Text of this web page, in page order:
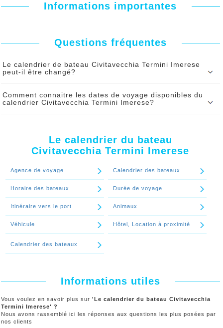
Informations importantes
Questions fréquentes
Le calendrier de bateau Civitavecchia Termini Imerese
peut-il être changé?
modifié par le ferry sous certaines contraintes. En cas de
changement vous serez serez informé par SMS et par mail de tout
Imerese peut-il être changé?'
Comment connaitre les dates de voyage disponibles du
calendrier Civitavecchia Termini Imerese?
Continuer le spécial 'Comment connaitre les dates de voyage
Le calendrier du bateau
Civitavecchia Termini Imerese
Agence de voyage Calendrier des bateaux
Horaire des bateaux Durée de voyage
Itinéraire vers le port Animaux
Véhicule Hôtel, Location à proximitè
Calendrier des bateaux
Informations utiles
Vous voulez en savoir plus sur 'Le calendrier du bateau Civitavecchia
Termini Imerese' ?
Nous avons rassemblé ici les réponses aux questions les plus posées par
nos clients